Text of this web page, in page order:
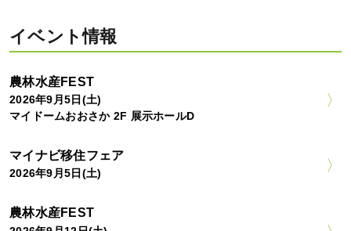
イベント情報
農林水産FEST
2026年9月5日(土)
マイドームおおさか 2F 展示ホールD
マイナビ移住フェア
2026年9月5日(土)
農林水産FEST